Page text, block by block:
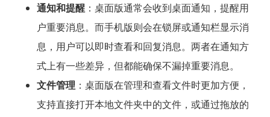
通知和提醒：桌面版通常会收到桌面通知，提醒用
户重要消息。而手机版则会在锁屏或通知栏显示消
息，用户可以即时查看和回复消息。两者在通知方
式上有一些差异，但都能确保不漏掉重要消息。
文件管理 ：桌面版在管理和查看文件时更加方便，
支持直接打开本地文件夹中的文件，或通过拖放的